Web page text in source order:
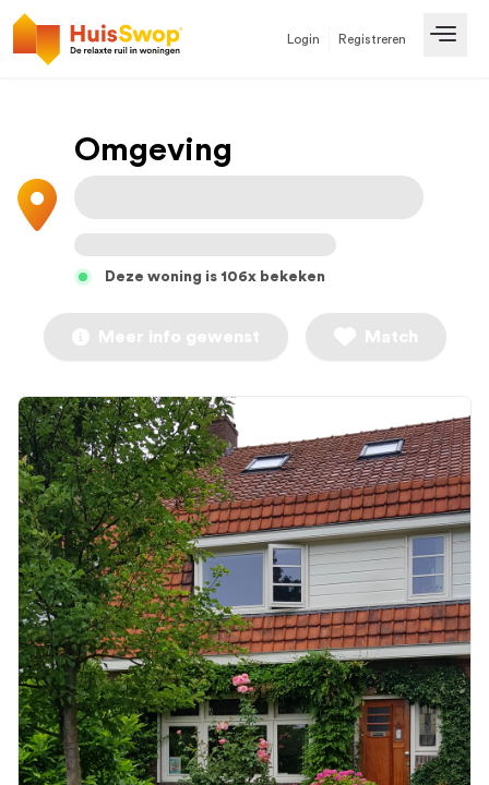
Login Registreren
Omgeving
Deze woning is 106x bekeken
Meer info gewenst Match